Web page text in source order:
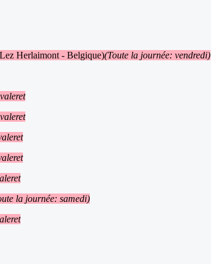
Herlaimont - Belgique)(Toute la journée: vendredi)
la journée: samedi)